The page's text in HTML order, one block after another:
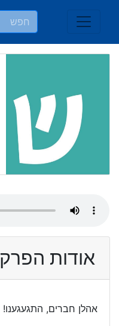
אודות הפרק
אהלן חברים, התגעגענו!